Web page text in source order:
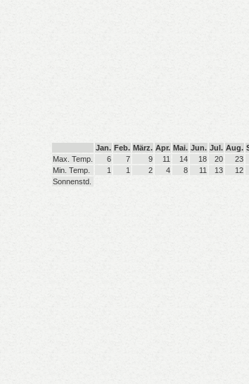
Jan. Feb. März. Apr. Mai. Jun. Jul. Aug.
Max. Temp.
6 7 9 11 14 18 20 23
Min. Temp.
1 1 2 4 8 11 13 12
Sonnenstd.